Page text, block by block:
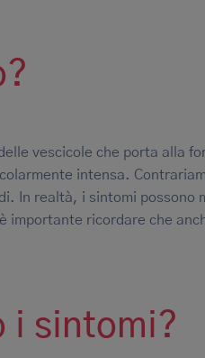
vescicole che porta alla
intensa.
In realtà, i sintomi possono
importante ricordare che
i sintomi?